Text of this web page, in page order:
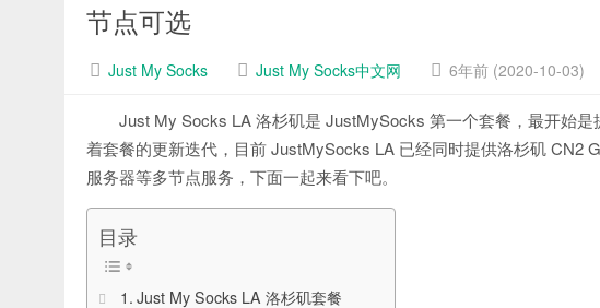
节点可选
Just My Socks Just My Socks中文网 6年前 (2020-10-03)
Just My Socks LA 洛杉矶是 JustMySocks 第一个套餐，最开始
着套餐的更新迭代，目前 JustMySocks LA 已经同时提供洛杉矶 CN2
服务器等多节点服务，下面一起来看下吧。
目录
Just My Socks LA 洛杉矶套餐